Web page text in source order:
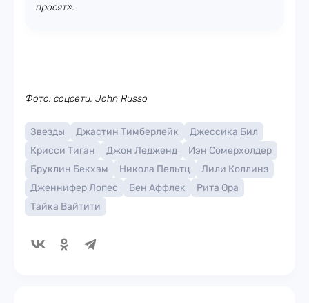
просят».
Фото: соцсети, John Russo
Звезды Джастин Тимберлейк
Джессика Бил
Крисси Тиган
Джон Ледженд
Иэн Сомерхолдер
Бруклин Бекхэм
Никола Пельтц
Лили Коллинз
Дженнифер Лопес
Бен Аффлек
Рита Ора
Тайка Вайтити